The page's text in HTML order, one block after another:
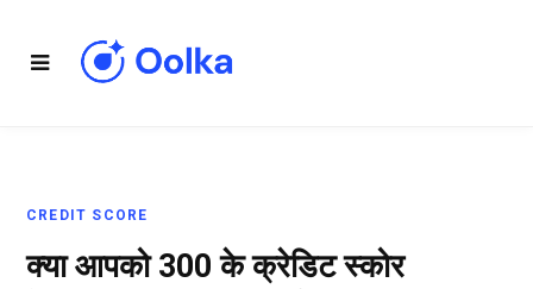
CREDIT SCORE
क्या आपको 300 के क्रेडिट स्कोर